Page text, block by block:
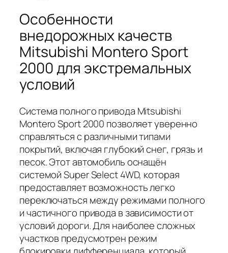
Особенности
внедорожных качеств
Mitsubishi Montero Sport
2000 для экстремальных
условий
Система полного привода Mitsubishi
Montero Sport 2000 позволяет уверенно
справляться с различными типами
покрытий, включая глубокий снег, грязь и
песок. Этот автомобиль оснащён
системой Super Select 4WD, которая
предоставляет возможность легко
переключаться между режимами полного
и частичного привода в зависимости от
условий дороги. Для наиболее сложных
участков предусмотрен режим